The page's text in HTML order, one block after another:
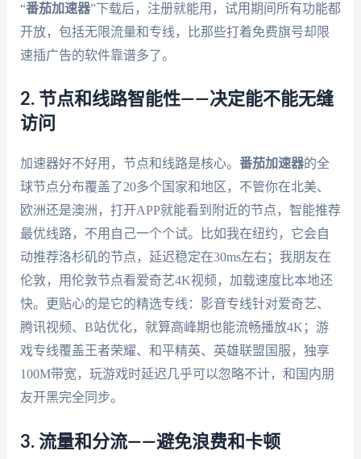
“番茄加速器”下载后，注册就能用，试用期间所有功能都
开放，包括无限流量和专线，比那些打着免费旗号却限
速插广告的软件靠谱多了。
2. 节点和线路智能性——决定能不能无缝
访问
加速器好不好用，节点和线路是核心。 番茄加速器的全
球节点分布覆盖了20多个国家和地区，不管你在北美、
欧洲还是澳洲，打开APP就能看到附近的节点，智能推荐
最优线路，不用自己一个个试。比如我在纽约，它会自
动推荐洛杉矶的节点，延迟稳定在30ms左右；我朋友在
伦敦，用伦敦节点看爱奇艺4K视频，加载速度比本地还
快。更贴心的是它的精选专线：影音专线针对爱奇艺、
腾讯视频、B站优化，就算高峰期也能流畅播放4K；游
戏专线覆盖王者荣耀、和平精英、英雄联盟国服，独享
100M带宽，玩游戏时延迟几乎可以忽略不计，和国内朋
友开黑完全同步。
3. 流量和分流——避免浪费和卡顿